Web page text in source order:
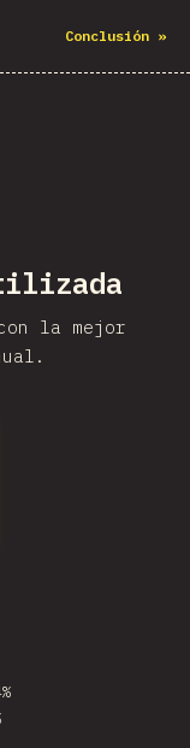
Conclusión »
la mejor